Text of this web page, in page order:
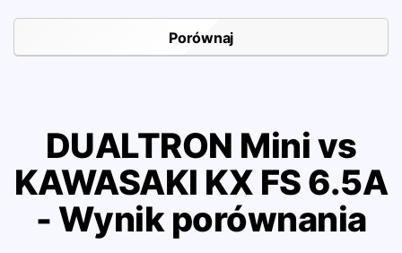
DUALTRON Mini vs
KAWASAKI KX FS 6.5A
- Wynik porównania